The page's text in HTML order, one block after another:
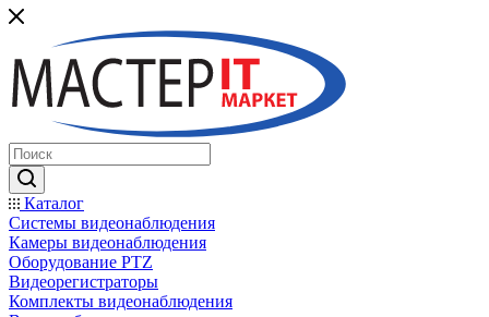
Каталог
Системы видеонаблюдения
Камеры видеонаблюдения
Оборудование PTZ
Видеорегистраторы
Комплекты видеонаблюдения